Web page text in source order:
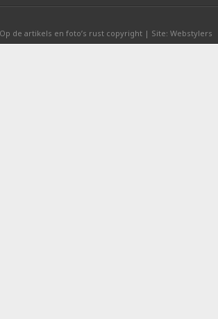
Op de artikels en foto’s rust copyright | Site: Webstylers